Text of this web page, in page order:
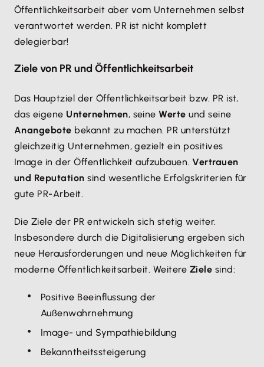
Öffentlichkeitsarbeit aber vom Unternehmen selbst
verantwortet werden. PR ist nicht komplett
delegierbar!
Ziele von PR und Öffentlichkeitsarbeit
Das Hauptziel der Öffentlichkeitsarbeit bzw. PR ist,
das eigene Unternehmen, seineWerte und seine
Anangebote bekannt zu machen. PR unterstützt
gleichzeitig Unternehmen, gezielt ein positives
Image in der Öffentlichkeit aufzubauen. Vertrauen
und Reputation sind wesentliche Erfolgskriterien für
gute PR-Arbeit.
Die Ziele der PR entwickeln sich stetig weiter.
Insbesondere durch die Digitalisierung ergeben sich
neue Herausforderungen und neue Möglichkeiten für
moderne Öffentlichkeitsarbeit. Weitere Ziele sind:
Positive Beeinflussung der
Außenwahrnehmung
Image- und Sympathiebildung
Bekanntheitssteigerung